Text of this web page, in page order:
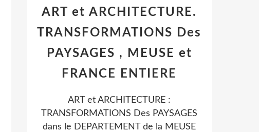
ART et ARCHITECTURE.
TRANSFORMATIONS Des
PAYSAGES , MEUSE et
FRANCE ENTIERE
ART et ARCHITECTURE :
TRANSFORMATIONS Des PAYSAGES
dans le DEPARTEMENT de la MEUSE